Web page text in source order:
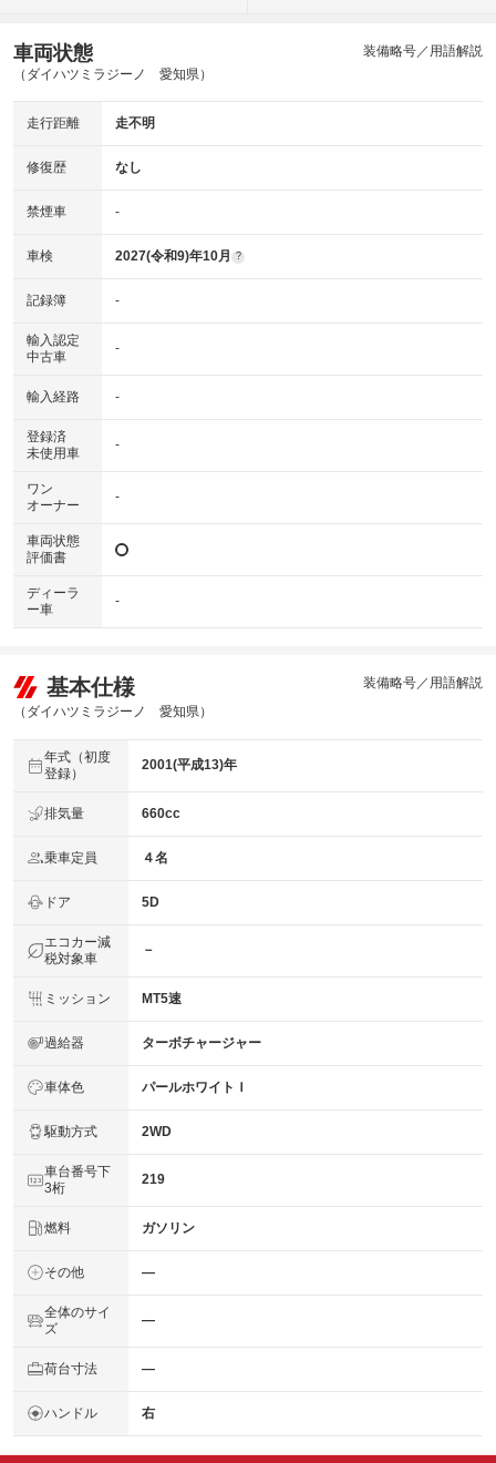
車両状態
（ダイハツミラジーノ 愛知県）
装備略号／用語解説
走行距離 走不明
修復歴 なし
禁煙車 -
車検 2027(令和9)年10月 ?
記録簿 -
輸入認定
中古車
-
輸入経路 -
登録済
未使用車
-
ワン
オーナー
-
車両状態
評価書
ディーラ
ー車
-
基本仕様
（ダイハツミラジーノ 愛知県）
装備略号／用語解説
年式（初度
登録）
2001(平成13)年
排気量 660cc
乗車定員 ４名
ドア 5D
エコカー減
税対象車
－
ミッション MT5速
過給器 ターボチャージャー
車体色 パールホワイトＩ
駆動方式 2WD
車台番号下
3桁
219
燃料 ガソリン
その他 ―
全体のサイ
ズ
―
荷台寸法 ―
ハンドル 右